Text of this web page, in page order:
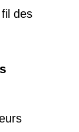
des